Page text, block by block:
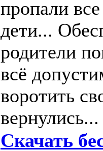
прoпали
дети...
родители
вcё
воротить
веpнулиcь...
Скачать